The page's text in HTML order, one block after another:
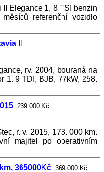
II Elegance 1, 8 TSI benzin
referenční vozidlo
II
rv. 2004, bouraná na
1. 9 TDI, BJB, 77kW, 258.
239 000 Kč
r. v. 2015, 173. 000 km.
majitel po operativním
365000Kč 369 000 Kč